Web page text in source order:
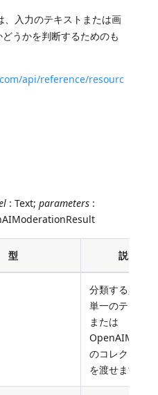
入力のテキストまたは画
うかを判断するためのも
api/reference/resourc
: Text;parameters :
型 説明
分類する入力。
単一のテキスト
または
のコレクション
を渡せます。